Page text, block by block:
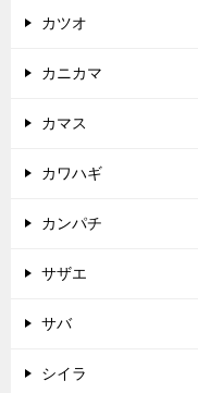
カツオ
カニカマ
カマス
カワハギ
カンパチ
サザエ
サバ
シイラ